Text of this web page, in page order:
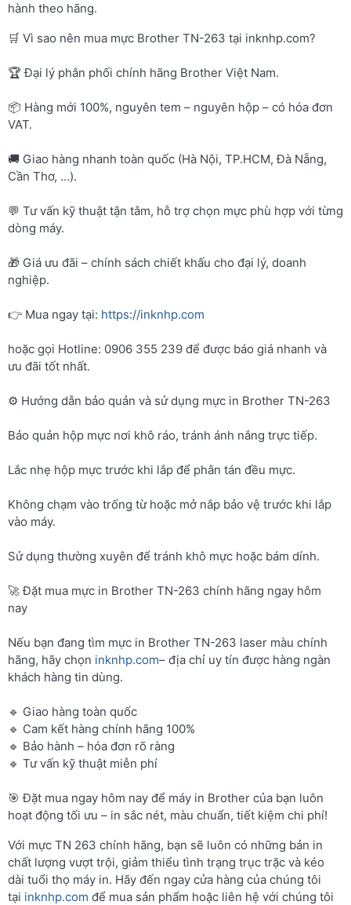
hành theo hãng.
🛒 Vì sao nên mua mực Brother TN-263 tại inknhp.com?
🏆 Đại lý phân phối chính hãng Brother Việt Nam.
📦 Hàng mới 100%, nguyên tem – nguyên hộp – có hóa đơn
VAT.
🚚 Giao hàng nhanh toàn quốc (Hà Nội, TP.HCM, Đà Nẵng,
Cần Thơ, …).
💬 Tư vấn kỹ thuật tận tâm, hỗ trợ chọn mực phù hợp với từng
dòng máy.
🎁 Giá ưu đãi – chính sách chiết khấu cho đại lý, doanh
nghiệp.
👉 Mua ngay tại: https://inknhp.com
hoặc gọi Hotline: 0906 355 239 để được báo giá nhanh và
ưu đãi tốt nhất.
⚙️ Hướng dẫn bảo quản và sử dụng mực in Brother TN-263
Bảo quản hộp mực nơi khô ráo, tránh ánh nắng trực tiếp.
Lắc nhẹ hộp mực trước khi lắp để phân tán đều mực.
Không chạm vào trống từ hoặc mở nắp bảo vệ trước khi lắp
vào máy.
Sử dụng thường xuyên để tránh khô mực hoặc bám dính.
🚀 Đặt mua mực in Brother TN-263 chính hãng ngay hôm
nay
Nếu bạn đang tìm mực in Brother TN-263 laser màu chính
hãng, hãy chọn inknhp.com– địa chỉ uy tín được hàng ngàn
khách hàng tin dùng.
🔹 Giao hàng toàn quốc
🔹 Cam kết hàng chính hãng 100%
🔹 Bảo hành – hóa đơn rõ ràng
🔹 Tư vấn kỹ thuật miễn phí
🎯 Đặt mua ngay hôm nay để máy in Brother của bạn luôn
hoạt động tối ưu – in sắc nét, màu chuẩn, tiết kiệm chi phí!
Với mực TN 263 chính hãng, bạn sẽ luôn có những bản in
chất lượng vượt trội, giảm thiểu tình trạng trục trặc và kéo
dài tuổi thọ máy in. Hãy đến ngay cửa hàng của chúng tôi
tại inknhp.com để mua sản phẩm hoặc liên hệ với chúng tôi